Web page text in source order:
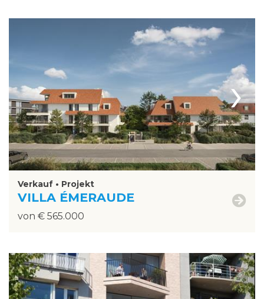
›
Verkauf • Projekt
VILLA ÉMERAUDE
von € 565.000